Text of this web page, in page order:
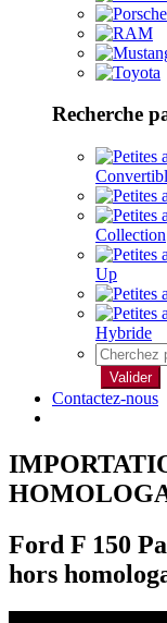
Recherche
Collection
Up
Hybride
Valider
Contactez-nous
Ford F 150
hors